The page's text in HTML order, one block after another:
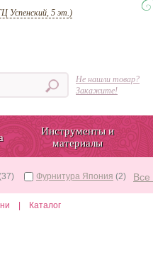
Успенский, 5 эт.)
Не нашли товар?
Закажите!
Инструменты и
материалы
Фурнитура Япония (2) Все
Каталог